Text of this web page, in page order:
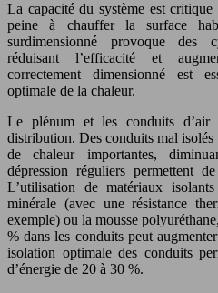
La capacité du système est
peine à chauffer la surface
surdimensionné provoque des
réduisant l’efficacité et
correctement dimensionné est
optimale de la chaleur.
Le plénum et les conduits
distribution. Des conduits mal isolés
de chaleur importantes,
dépression réguliers permettent
L’utilisation de matériaux
minérale (avec une résistance
exemple) ou la mousse
% dans les conduits peut
isolation optimale des conduits
d’énergie de 20 à 30 %.